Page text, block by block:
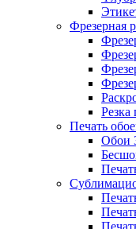
Фрезерная
Резка
Печать
Обои